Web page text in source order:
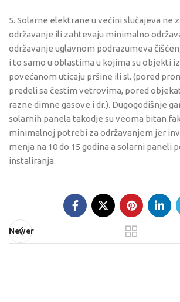
5. Solarne elektrane u većini slučajeva ne
održavanje ili zahtevaju minimalno
održavanje uglavnom podrazumeva
i to samo u oblastima u kojima su objekti
povećanom uticaju pršine ili sl. (pored
predeli sa čestim vetrovima, pored
razne dimne gasove i dr.). Dugogodišnje
solarnih panela takodje su veoma bitan
minimalnoj potrebi za održavanjem jer
menja na 10 do 15 godina a solarni paneli
instaliranja.
Newer